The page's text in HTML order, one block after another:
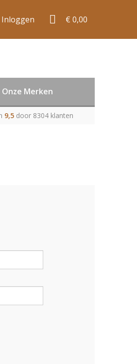
Inloggen € 0,00
Onze Merken
9,5 door 8304 klanten